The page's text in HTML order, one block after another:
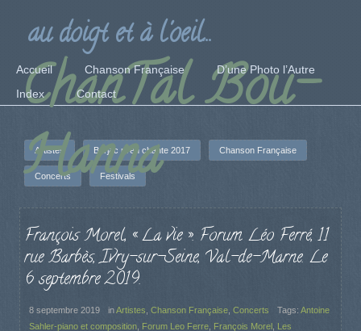
ChanTal Bou-
Hanna
au doigt et à l'oeil...
Accueil Chanson Française
D’une Photo l’Autre
Index
Contact
Artistes Barjac m'en chante 2017 Chanson Française
Concerts Festivals
François Morel, « La vie ». Forum Léo Ferré, 11
rue Barbès, Ivry-sur-Seine, Val-de-Marne. Le
6 septembre 2019.
8 septembre 2019 inArtistes Chanson Française Concerts Tags: Antoine
Sahler-piano et composition Forum Leo Ferre François Morel Les